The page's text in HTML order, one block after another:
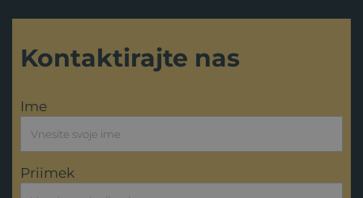
Kontaktirajte nas
Ime
Priimek